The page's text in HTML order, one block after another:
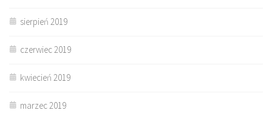
sierpień 2019
czerwiec 2019
kwiecień 2019
marzec 2019